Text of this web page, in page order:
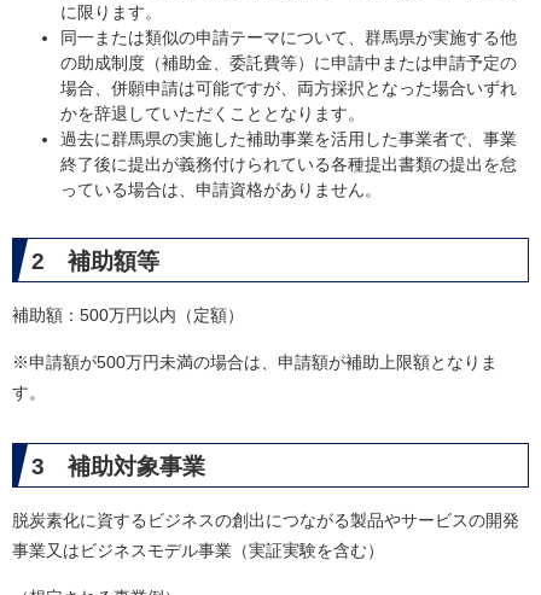
に限ります。
同一または類似の申請テーマについて、群馬県が実施する他
の助成制度（補助金、委託費等）に申請中または申請予定の
場合、併願申請は可能ですが、両方採択となった場合いずれ
かを辞退していただくこととなります。
過去に群馬県の実施した補助事業を活用した事業者で、事業
終了後に提出が義務付けられている各種提出書類の提出を怠
っている場合は、申請資格がありません。
2 補助額等
補助額：500万円以内（定額）
※申請額が500万円未満の場合は、申請額が補助上限額となりま
す。
3 補助対象事業
脱炭素化に資するビジネスの創出につながる製品やサービスの開発
事業又はビジネスモデル事業（実証実験を含む）